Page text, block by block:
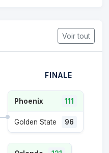
Voir tout
FINALE
Phoenix 111
Golden State 96